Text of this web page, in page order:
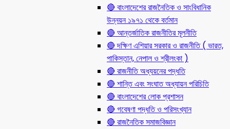
🔴 বাংলাদেশের রাজনৈতিক ও সাংবিধানিক
উন্নয়ন ১৯৭১ থেকে বর্তমান
🔴 আন্তর্জাতিক রাজনীতির মূলনীতি
🔴 দক্ষিণ এশিয়ার সরকার ও রাজনীতি ( ভারত,
পাকিস্তান, নেপাল ও শ্রীলংকা )
🔴 রাজনীতি অধ্যয়নের পদ্ধতি
🔴 শান্তি এবং সংঘাত অধ্যায়ন পরিচিতি
🔴 বাংলাদেশের লোক প্রশাসন
🔴 গবেষণা পদ্ধতি ও পরিসংখ্যান
🔴 রাজনৈতিক সমাজবিজ্ঞান